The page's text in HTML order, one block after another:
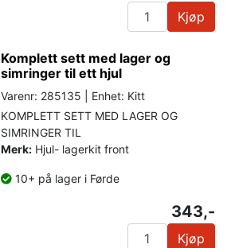
Kjøp
Komplett sett med lager og
simringer til ett hjul
Varenr: 285135 | Enhet: Kitt
KOMPLETT SETT MED LAGER OG
SIMRINGER TIL
Merk: Hjul- lagerkit front
10+ på lager i Førde
343,-
Kjøp